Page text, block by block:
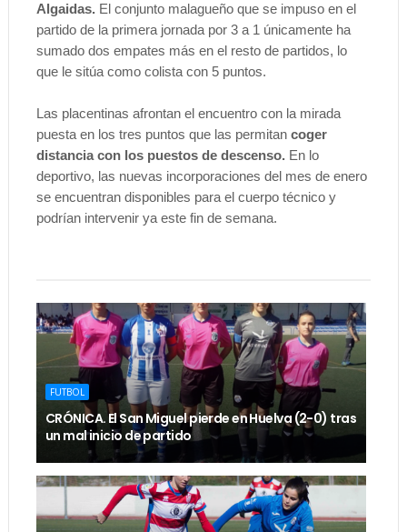
Algaidas. El conjunto malagueño que se impuso en el
partido de la primera jornada por 3 a 1 únicamente ha
sumado dos empates más en el resto de partidos, lo
que le sitúa como colista con 5 puntos.
Las placentinas afrontan el encuentro con la mirada
puesta en los tres puntos que las permitan coger
distancia con los puestos de descenso. En lo
deportivo, las nuevas incorporaciones del mes de enero
se encuentran disponibles para el cuerpo técnico y
podrían intervenir ya este fin de semana.
FUTBOL
CRÓNICA. El San Miguel pierde en Huelva (2-0) tras
un mal inicio de partido